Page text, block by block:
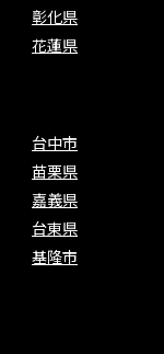
彰化県
花蓮県
台中市
苗栗県
嘉義県
台東県
基隆市